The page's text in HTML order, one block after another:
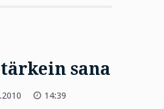
sana
14:39